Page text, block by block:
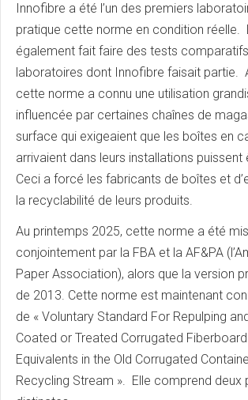
Innofibre a été l’un des premiers
pratique cette norme en condition réelle.
également fait faire des tests
laboratoires dont Innofibre faisait partie.
cette norme a connu une utilisation
influencée par certaines chaînes de
surface qui exigeaient que les boîtes en
arrivaient dans leurs installations
Ceci a forcé les fabricants de boîtes et
la recyclabilité de leurs produits.
Au printemps 2025, cette norme a été
conjointement par la FBA et la AF&PA
Paper Association), alors que la version
de 2013. Cette norme est maintenant
de « Voluntary Standard For Repulping
Coated or Treated Corrugated
Equivalents in the Old Corrugated
Recycling Stream ». Elle comprend deux